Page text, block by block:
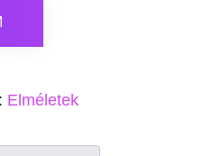
Elméletek